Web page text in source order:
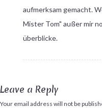
aufmerksam gemacht.
Mister Tom" außer mir
überblicke.
Leave a Reply
Your email address will not be